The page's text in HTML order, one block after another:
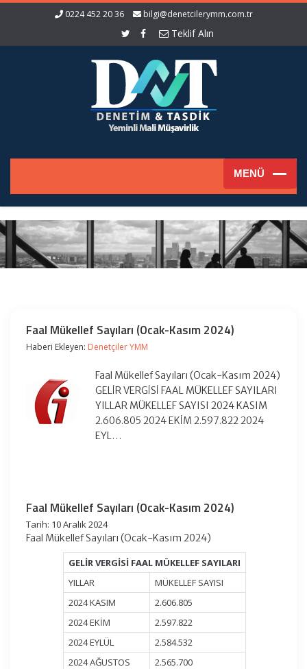
0224 452 20 36 bilgi@denetcilerymm.com.tr
Teklif Alın
Faal Mükellef Sayıları (Ocak-Kasım 2024)
Haberi Ekleyen: Denetçiler YMM
Faal Mükellef Sayıları (Ocak-Kasım 2024)
GELİR VERGİSİ FAAL MÜKELLEF SAYILARI
YILLAR MÜKELLEF SAYISI 2024 KASIM
2.606.805 2024 EKİM 2.597.822 2024
EYL…
Faal Mükellef Sayıları (Ocak-Kasım 2024)
Tarih: 10 Aralık 2024
Faal Mükellef Sayıları (Ocak-Kasım 2024)
GELİR VERGİSİ FAAL MÜKELLEF SAYILARI
YILLAR
MÜKELLEF SAYISI
2024 KASIM
2.606.805
2024 EKİM
2.597.822
2024 EYLÜL
2.584.532
2024 AĞUSTOS
2.565.700